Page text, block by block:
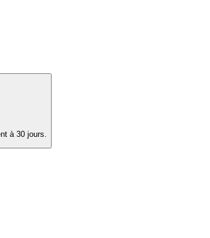
à 30 jours.